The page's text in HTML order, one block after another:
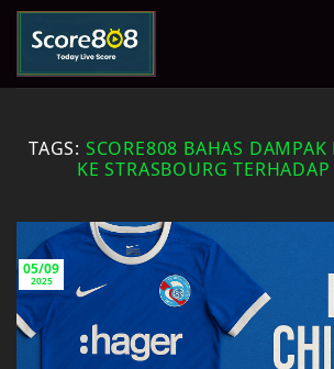
Skip
content
TAGS: SCORE808 BAHAS DAMPAK
KE STRASBOURG TERHADAP
05/09
2025